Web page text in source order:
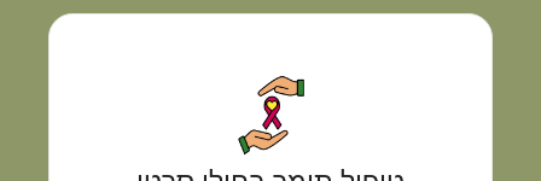
טיפול תומך בחולי סרטן
גישה רפואית אישית המשלבת אבחון מדויק, איזון